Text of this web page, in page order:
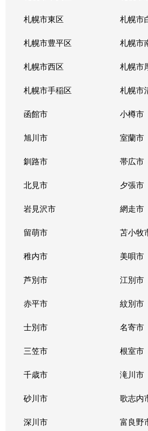
札幌市東区 札幌市
札幌市豊平区 札幌市
札幌市西区 札幌市
札幌市手稲区 札幌市
函館市 小樽市
旭川市 室蘭市
釧路市 帯広市
北見市 夕張市
岩見沢市 網走市
留萌市 苫小牧
稚内市 美唄市
芦別市 江別市
赤平市 紋別市
士別市 名寄市
三笠市 根室市
千歳市 滝川市
砂川市 歌志内
深川市 富良野